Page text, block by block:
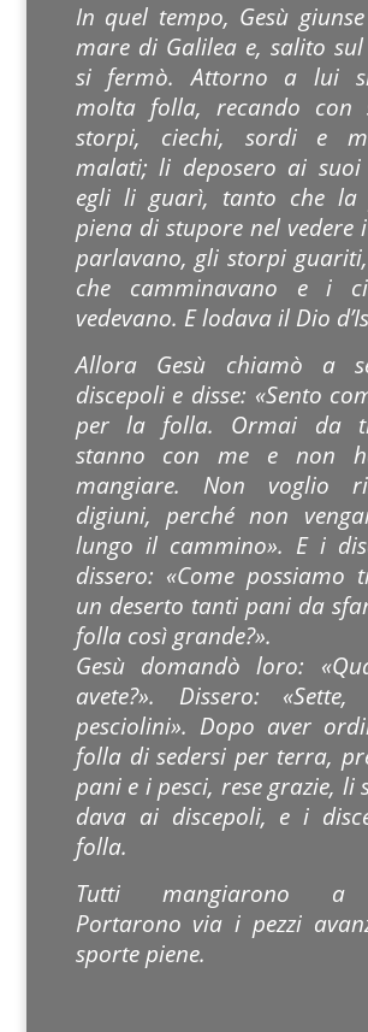
In quel tempo, Gesù
mare di Galilea e, salito
si fermò. Attorno a lui
molta folla, recando con
storpi, ciechi, sordi e
malati; li deposero ai
egli li guarì, tanto che la
piena di stupore nel vedere
parlavano, gli storpi
che camminavano e i
vedevano. E lodava il Dio
Allora Gesù chiamò a
discepoli e disse: «Sento
per la folla. Ormai da
stanno con me e non
mangiare. Non voglio
digiuni, perché non
lungo il cammino». E i
dissero: «Come possiamo
un deserto tanti pani da
folla così grande?».
Gesù domandò loro:
avete?». Dissero:
pesciolini». Dopo aver
folla di sedersi per terra,
pani e i pesci, rese grazie, li
dava ai discepoli, e i
folla.
Tutti mangiarono a
Portarono via i pezzi
sporte piene.